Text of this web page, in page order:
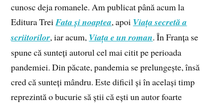
cunosc deja romanele. Am publicat până acum la
Editura TreiFata și noaptea, apoi Viața secretă a
scriitorilor, iar acum, Viața e un roman. În Franța se
spune că sunteți autorul cel mai citit pe perioada
pandemiei. Din păcate, pandemia se prelungește, însă
cred că sunteți mândru. Este dificil și în același timp
reprezintă o bucurie să știi că ești un autor foarte